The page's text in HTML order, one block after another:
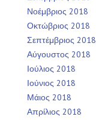
Νοέμβριος 2018
Οκτώβριος 2018
Σεπτέμβριος 2018
Αύγουστος 2018
Ιούλιος 2018
Ιούνιος 2018
Μάιος 2018
Απρίλιος 2018